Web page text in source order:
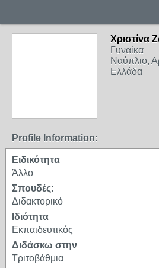
Xριστίνα
Γυναίκα
Ναύπλιο,
Ελλάδα
Profile Information:
Ειδικότητα
Άλλο
Σπουδές:
Διδακτορικό
Ιδιότητα
Εκπαιδευτικός
Διδάσκω στην
Τριτοβάθμια